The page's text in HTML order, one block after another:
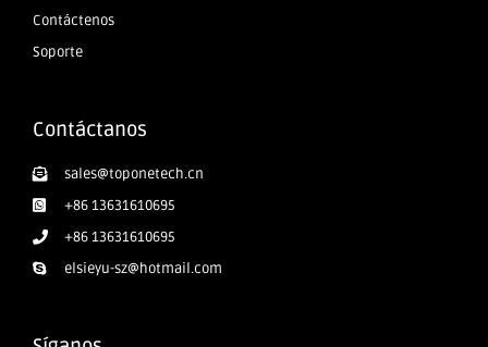
Contáctenos
Soporte
Contáctanos
sales@toponetech.cn
+86 13631610695
+86 13631610695
elsieyu-sz@hotmail.com